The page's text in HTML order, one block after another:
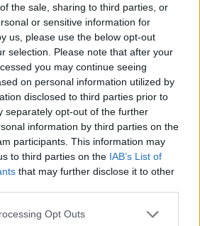
the sale, sharing to third parties, or
or sensitive information for
us, please use the below opt-out
selection. Please note that after your
you may continue seeing
on personal information utilized by
disclosed to third parties prior to
separately opt-out of the further
information by third parties on the
participants. This information may
to third parties on the IAB’s List of
that may further disclose it to other
Opt Outs
για να μην χρεωθεί τα
κιλά στη βαλίτσα (φωτο)
| 17/09/2022
Μεγάλη ταλαιπωρία -
αποσκευών στο
όσο και το...ταξίδι